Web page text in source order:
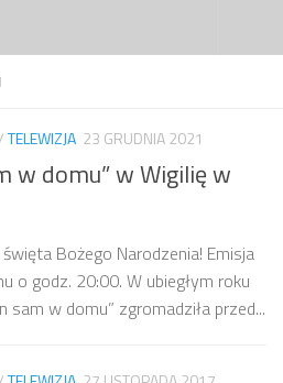
TELEWIZJA 23 GRUDNIA 2021
w domu” w Wigilię w
Bożego Narodzenia! Emisja
o godz. 20:00. W ubiegłym roku
sam w domu” zgromadziła przed...